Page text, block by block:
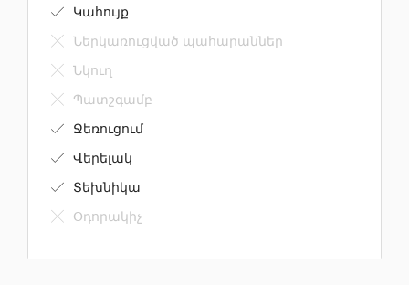
Կահույք
Ներկառուցված պահարաններ
Նկուղ
Պատշգամբ
Ջեռուցում
Վերելակ
Տեխնիկա
Օդորակիչ